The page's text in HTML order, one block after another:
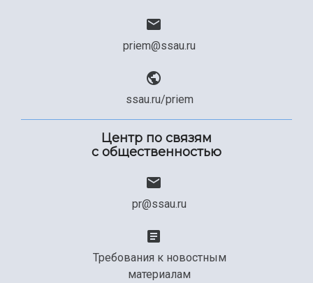
priem@ssau.ru
ssau.ru/priem
Центр по связям
с общественностью
pr@ssau.ru
Требования к новостным
материалам